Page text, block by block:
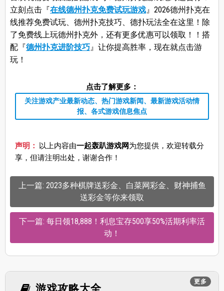
立刻点击『在线德州扑克免费试玩游戏』2026德州扑克在
线推荐免费试玩、德州扑克技巧、德扑玩法全在这里！除
了免费线上玩德州扑克外，还有更多优惠可以领取！！搭
配『德州扑克进阶技巧』让你提高胜率，现在就点击游
玩！
点击了解更多：
关注游戏产业最新动态、热门游戏新闻、最新游戏活动情
报、各式游戏信息焦点
声明： 以上内容由一起轰趴游戏网为您提供，欢迎转载分
享，但请注明出处，谢谢合作！
上一篇: 2023多种棋牌送彩金、白菜网彩金、财神捕鱼
送彩金等你来领取
下一篇: 每日领18,888！利息宝存500享50%活期利率活
动！
更多
游戏攻略大全